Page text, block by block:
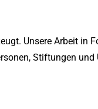
Unsere Arbeit
Stiftungen